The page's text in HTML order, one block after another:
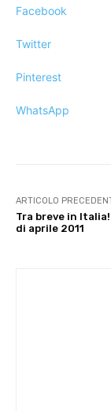
Facebook
Twitter
Pinterest
WhatsApp
ARTICOLO
Tra breve in
di aprile 2011